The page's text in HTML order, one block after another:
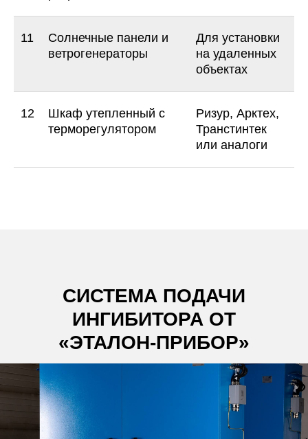
11
Солнечные панели и
ветрогенераторы
Для установки
на удаленных
объектах
12
Шкаф утепленный с
терморегулятором
Ризур, Арктех,
Транстинтек
или аналоги
СИСТЕМА ПОДАЧИ
ИНГИБИТОРА ОТ
«ЭТАЛОН-ПРИБОР»
+7
Я соглашаюсь на обработку моих
персональных данных в соответствии с
Политикой обработки персональных
данных